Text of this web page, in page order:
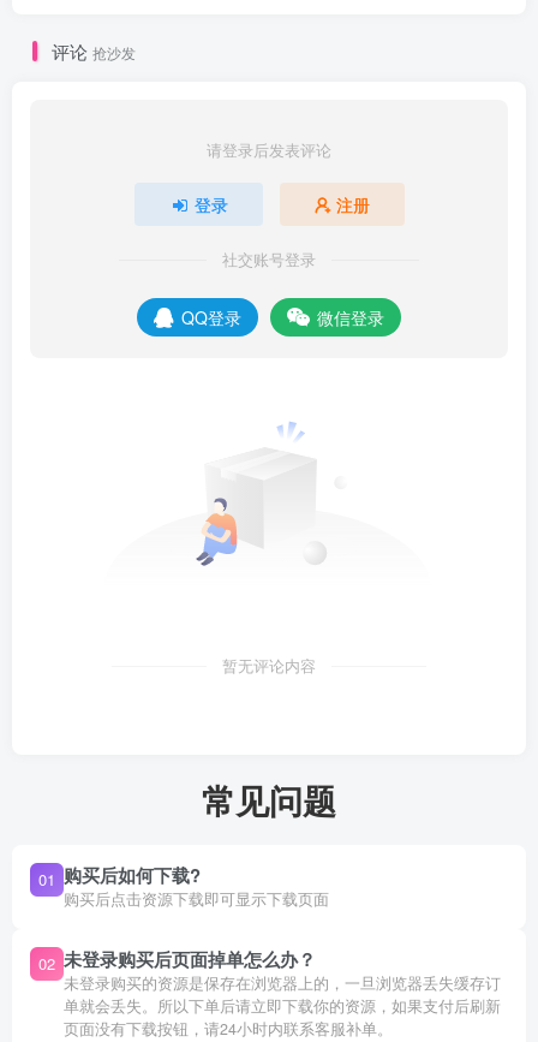
评论 抢沙发
请登录后发表评论
登录 注册
社交账号登录
QQ登录 微信登录
暂无评论内容
常见问题
01 购买后如何下载?
购买后点击资源下载即可显示下载页面
02 未登录购买后页面掉单怎么办？
未登录购买的资源是保存在浏览器上的，一旦浏览器丢失缓存订
单就会丢失。所以下单后请立即下载你的资源，如果支付后刷新
页面没有下载按钮，请24小时内联系客服补单。